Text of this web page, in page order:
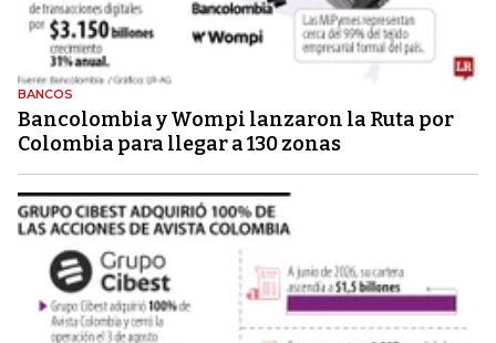
BANCOS
Bancolombia y Wompi lanzaron la Ruta por
Colombia para llegar a 130 zonas